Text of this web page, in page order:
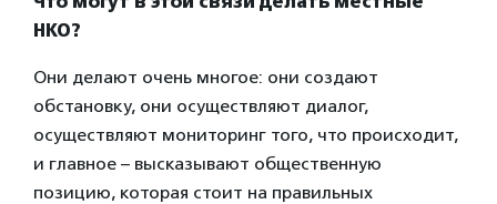
НКО?
Они делают очень многое: они создают
обстановку, они осуществляют диалог,
осуществляют мониторинг того, что происходит,
и главное – высказывают общественную
позицию, которая стоит на правильных